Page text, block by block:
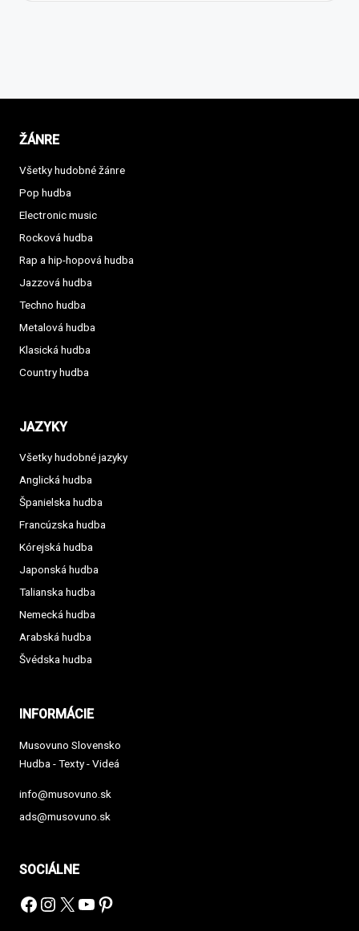
ŽÁNRE
Všetky hudobné žánre
Pop hudba
Electronic music
Rocková hudba
Rap a hip-hopová hudba
Jazzová hudba
Techno hudba
Metalová hudba
Klasická hudba
Country hudba
JAZYKY
Všetky hudobné jazyky
Anglická hudba
Španielska hudba
Francúzska hudba
Kórejská hudba
Japonská hudba
Talianska hudba
Nemecká hudba
Arabská hudba
Švédska hudba
INFORMÁCIE
Musovuno Slovensko
Hudba - Texty - Videá
info@musovuno.sk
ads@musovuno.sk
SOCIÁLNE
Facebook
Instagram
X YouTube
Pinterest